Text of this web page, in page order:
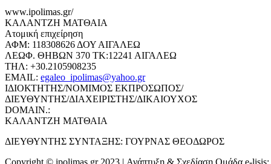
www.ipolimas.gr/
ΚΑΛΑΝΤΖΗ ΜΑΤΘΑΙΑ
Ατομική επιχείρηση
ΑΦΜ: 118308626 ΔΟΥ ΑΙΓΑΛΕΩ
ΛΕΩΦ. ΘΗΒΩΝ 370 ΤΚ:12241 ΑΙΓΑΛΕΩ
ΤΗΛ: +30.2105908235
EMAIL: egaleo_ipolimas@yahoo.gr
ΙΔΙΟΚΤΗΤΗΣ/ΝΟΜΙΜΟΣ ΕΚΠΡΟΣΩΠΟΣ/
ΔΙΕΥΘΥΝΤΗΣ/ΔΙΑΧΕΙΡΙΣΤΗΣ/ΔΙΚΑΙΟΥΧΟΣ
DOMAIN.:
ΚΑΛΑΝΤΖΗ ΜΑΤΘΑΙΑ
ΔΙΕΥΘΥΝΤΗΣ ΣΥΝΤΑΞΗΣ: ΓΟΥΡΝΑΣ ΘΕΟΔΩΡΟΣ